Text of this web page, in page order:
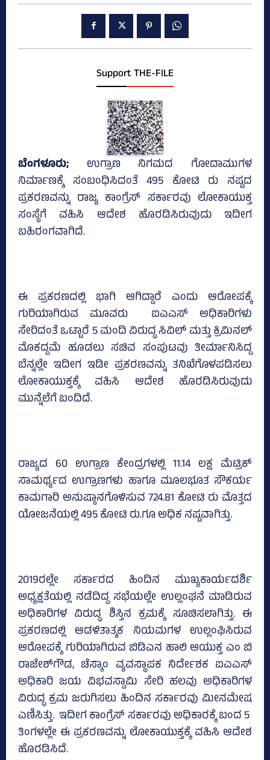
Support THE-FILE
ಬೆಂಗಳೂರು; ಉಗ್ರಾಣ ನಿಗಮದ ಗೋದಾಮುಗಳ
ನಿರ್ಮಾಣಕ್ಕೆ ಸಂಬಂಧಿಸಿದಂತೆ 495 ಕೋಟಿ ರು ನಷ್ಟದ
ಪ್ರಕರಣವನ್ನು ರಾಜ್ಯ ಕಾಂಗ್ರೆಸ್‌ ಸರ್ಕಾರವು ಲೋಕಾಯುಕ್ತ
ಸಂಸ್ಥೆಗೆ ವಹಿಸಿ ಆದೇಶ ಹೊರಡಿಸಿರುವುದು ಇದೀಗ
ಬಹಿರಂಗವಾಗಿದೆ.
ಈ ಪ್ರಕರಣದಲ್ಲಿ ಭಾಗಿ ಆಗಿದ್ದಾರೆ ಎಂದು ಆರೋಪಕ್ಕೆ
ಗುರಿಯಾಗಿರುವ ಮೂವರು ಐಎಎಸ್‌ ಅಧಿಕಾರಿಗಳು
ಸೇರಿದಂತೆ ಒಟ್ಟಾರೆ 5 ಮಂದಿ ವಿರುದ್ಧ ಸಿವಿಲ್‌ ಮತ್ತು ಕ್ರಿಮಿನಲ್‌
ಮೊಕದ್ದಮೆ ಹೂಡಲು ಸಚಿವ ಸಂಪುಟವು ತೀರ್ಮಾನಿಸಿದ್ದ
ಬೆನ್ನಲ್ಲೇ ಇದೀಗ ಇಡೀ ಪ್ರಕರಣವನ್ನು ತನಿಖೆಗೊಳಪಡಿಸಲು
ಲೋಕಾಯುಕ್ತಕ್ಕೆ ವಹಿಸಿ ಆದೇಶ ಹೊರಡಿಸಿರುವುದು
ಮುನ್ನೆಲೆಗೆ ಬಂದಿದೆ.
ರಾಜ್ಯದ 60 ಉಗ್ರಾಣ ಕೇಂದ್ರಗಳಲ್ಲಿ 11.14 ಲಕ್ಷ ಮೆಟ್ರಿಕ್
ಸಾಮರ್ಥ್ಯದ ಉಗ್ರಾಣಗಳು ಹಾಗೂ ಮೂಲಭೂತ ಸೌಕರ್ಯ
ಕಾಮಗಾರಿ ಅನುಷ್ಠಾನಗೊಳಿಸುವ 724.81 ಕೋಟಿ ರು ಮೊತ್ತದ
ಯೋಜನೆಯಲ್ಲಿ 495 ಕೋಟಿ ರು.ಗೂ ಅಧಿಕ ನಷ್ಟವಾಗಿತ್ತು.
2019ರಲ್ಲೇ ಸರ್ಕಾರದ ಹಿಂದಿನ ಮುಖ್ಯಕಾರ್ಯದರ್ಶಿ
ಅಧ್ಯಕ್ಷತೆಯಲ್ಲಿ ನಡೆದಿದ್ದ ಸಭೆಯಲ್ಲೇ ಉಲ್ಲಂಘನೆ ಮಾಡಿರುವ
ಅಧಿಕಾರಿಗಳ ವಿರುದ್ಧ ಶಿಸ್ತಿನ ಕ್ರಮಕ್ಕೆ ಸೂಚಿಸಲಾಗಿತ್ತು. ಈ
ಪ್ರಕರಣದಲ್ಲಿ ಆಡಳಿತಾತ್ಮಕ ನಿಯಮಗಳ ಉಲ್ಲಂಘಿಸಿರುವ
ಆರೋಪಕ್ಕೆ ಗುರಿಯಾಗಿರುವ ಬಿಡಿಎನ ಹಾಲಿ ಆಯುಕ್ತ ಎಂ ಬಿ
ರಾಜೇಶ್‌ಗೌಡ, ಚೆಸ್ಕಾಂ ವ್ಯವಸ್ಥಾಪಕ ನಿರ್ದೇಶಕ ಐಎಎಸ್‌
ಅಧಿಕಾರಿ ಜಯ ವಿಭವಸ್ವಾಮಿ ಸೇರಿ ಹಲವು ಅಧಿಕಾರಿಗಳ
ವಿರುದ್ಧ ಕ್ರಮ ಜರುಗಿಸಲು ಹಿಂದಿನ ಸರ್ಕಾರವು ಮೀನಮೇಷ
ಎಣಿಸಿತ್ತು. ಇದೀಗ ಕಾಂಗ್ರೆಸ್‌ ಸರ್ಕಾರವು ಅಧಿಕಾರಕ್ಕೆ ಬಂದ 5
ತಿಂಗಳಲ್ಲೇ ಈ ಪ್ರಕರಣವನ್ನು ಲೋಕಾಯುಕ್ತಕ್ಕೆ ವಹಿಸಿ ಆದೇಶ
ಹೊರಡಿಸಿದೆ.